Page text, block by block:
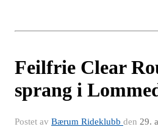
Feilfrie Clear
sprang i
Postet av Bærum Rideklubb den 29.